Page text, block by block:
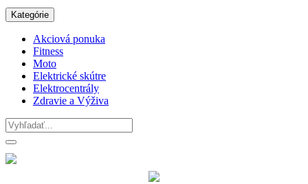
Kategórie
Akciová ponuka
Fitness
Moto
Elektrické skútre
Elektrocentrály
Zdravie a Výživa